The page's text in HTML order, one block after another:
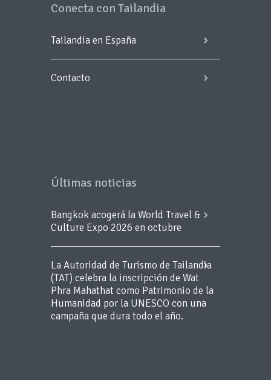
Conecta con Tailandia
Tailandia en España
Contacto
Últimas noticias
Bangkok acogerá la World Travel &
Culture Expo 2026 en octubre
La Autoridad de Turismo de Tailandia
(TAT) celebra la inscripción de Wat
Phra Mahathat como Patrimonio de la
Humanidad por la UNESCO con una
campaña que dura todo el año.